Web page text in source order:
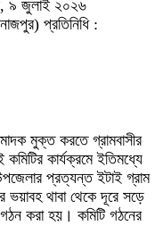
৯ জুলাই ২০২৬
প্রতিনিধি :
মুক্ত করতে গ্রামবাসীর
কার্যক্রমে ইতিমধ্যে
প্রত্যন্ত ইটাই গ্রাম
থাবা থেকে দূরে সড়ে
করা হয়। কমিটি গঠনের